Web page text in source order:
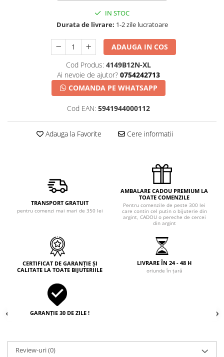
IN STOC
Durata de livrare: 1-2 zile lucratoare
ADAUGA IN COS
Cod Produs: 4149B12N-XL
Ai nevoie de ajutor? 0754242713
COMANDA PE WHATSAPP
Cod EAN: 5941944000112
Adauga la Favorite Cere informatii
TRANSPORT GRATUIT
pentru comenzi mai mari de 350 lei
AMBALARE CADOU PREMIUM LA
TOATE COMENZILE
Pentru comenzile de peste 300 lei
care contin cel putin o bijuterie din
argint, CADOU o pereche de cercei
din argint
CERTIFICAT DE GARANȚIE ȘI
CALITATE LA TOATE BIJUTERIILE
LIVRARE ÎN 24 - 48 H
oriunde în țară
GARANȚIE 30 DE ZILE !
Review-uri(0)